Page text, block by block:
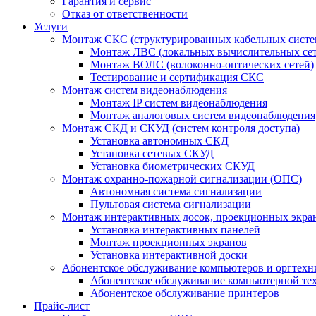
Отказ от ответственности
Услуги
Монтаж СКС (структурированных кабельных
Монтаж ЛВС (локальных вычислительных
Монтаж ВОЛС (волоконно-оптических сетей)
Тестирование и сертификация СКС
Монтаж систем видеонаблюдения
Монтаж IP систем видеонаблюдения
Монтаж аналоговых систем видеонаблюдения
Монтаж СКД и СКУД (систем контроля доступа)
Установка автономных СКД
Установка сетевых СКУД
Установка биометрических СКУД
Монтаж охранно-пожарной сигнализации (ОПС)
Автономная система сигнализации
Пультовая система сигнализации
Монтаж интерактивных досок, проекционных
Установка интерактивных панелей
Монтаж проекционных экранов
Установка интерактивной доски
Абонентское обслуживание компьютеров и
Абонентское обслуживание компьютерной
Абонентское обслуживание принтеров
Прайс-лист